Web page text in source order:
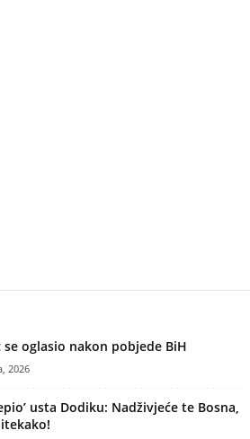
oglasio nakon pobjede BiH
2026
usta Dodiku: Nadživjeće te Bosna,